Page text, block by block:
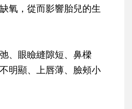
氧，從而影響胎兒的生
眼瞼縫隙短、鼻樑
明顯、上唇薄、臉頰小